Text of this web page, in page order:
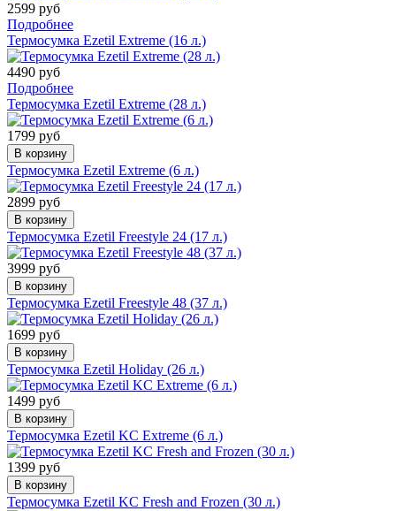
2599 руб
Подробнее
Термосумка Ezetil Extreme (16 л.)
4490 руб
Подробнее
Термосумка Ezetil Extreme (28 л.)
1799 руб
В корзину
Термосумка Ezetil Extreme (6 л.)
2899 руб
В корзину
Термосумка Ezetil Freestyle 24 (17 л.)
3999 руб
В корзину
Термосумка Ezetil Freestyle 48 (37 л.)
1699 руб
В корзину
Термосумка Ezetil Holiday (26 л.)
1499 руб
В корзину
Термосумка Ezetil KC Extreme (6 л.)
1399 руб
В корзину
Термосумка Ezetil KC Fresh and Frozen (30 л.)